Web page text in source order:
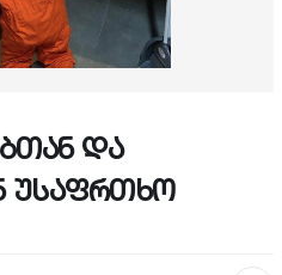
და
უსაფრთხო